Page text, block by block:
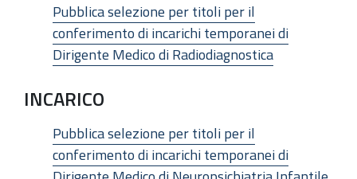
Pubblica selezione per titoli per il
conferimento di incarichi temporanei di
Dirigente Medico di Radiodiagnostica
INCARICO
Pubblica selezione per titoli per il
conferimento di incarichi temporanei di